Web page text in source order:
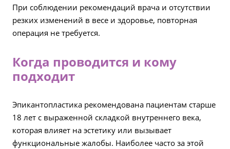
При соблюдении рекомендаций врача и отсутствии
резких изменений в весе и здоровье, повторная
операция не требуется.
Когда проводится и кому
подходит
Эпикантопластика рекомендована пациентам старше
18 лет с выраженной складкой внутреннего века,
которая влияет на эстетику или вызывает
функциональные жалобы. Наиболее часто за этой